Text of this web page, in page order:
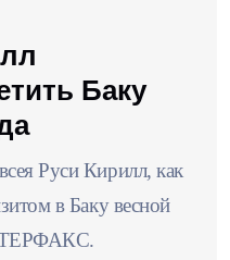
Баку
Руси Кирилл, как
в Баку весной